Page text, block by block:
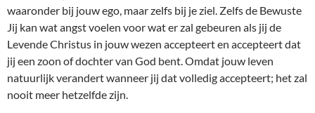
waaronder bij jouw ego, maar zelfs bij je ziel. Zelfs de Bewuste
Jij kan wat angst voelen voor wat er zal gebeuren als jij de
Levende Christus in jouw wezen accepteert en accepteert dat
jij een zoon of dochter van God bent. Omdat jouw leven
natuurlijk verandert wanneer jij dat volledig accepteert; het zal
nooit meer hetzelfde zijn.